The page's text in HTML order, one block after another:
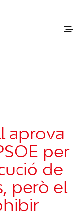
aprova
per
de
però el